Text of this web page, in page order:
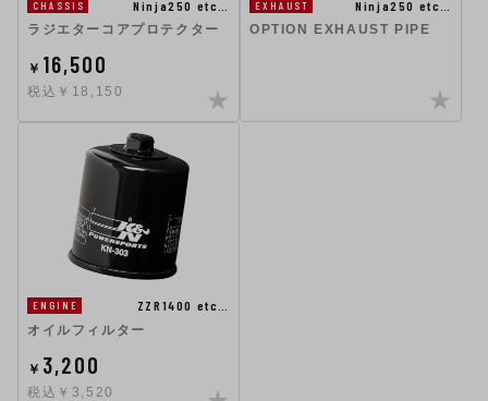
CHASSIS
Ninja250 etc…
ラジエターコアプロテクター
￥ 16,500
税込￥18,150
EXHAUST
Ninja250 etc…
OPTION EXHAUST PIPE
ENGINE
ZZR1400 etc…
オイルフィルター
￥ 3,200
税込￥3,520